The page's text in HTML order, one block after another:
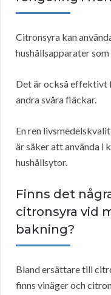
Citronsyra kan
hushållsapparater
Det är också
andra svåra fläckar.
En ren
är säker att använda i
hushållsytor.
Finns det
citronsyra vid
bakning?
Bland ersättare till
finns vinäger och